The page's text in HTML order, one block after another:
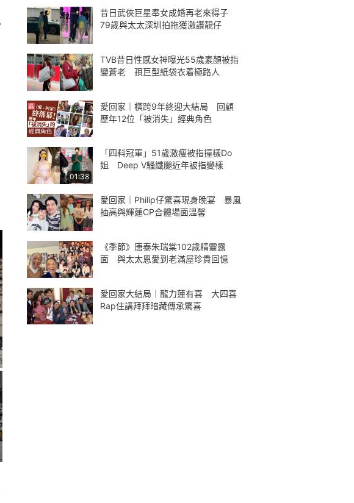
昔日武俠巨星奉女成婚再老來得子
79歲與太太深圳拍拖獲激讚靚仔
TVB昔日性感女神曝光55歲素顏被指
變蒼老 孭巨型紙袋衣着極路人
愛回家｜橫跨9年終迎大結局 回顧
歷年12位「被消失」經典角色
01:38
「四料冠軍」51歲激瘦被指撞樣Do
姐 Deep V騷纖腿近年被指變樣
愛回家｜Philip仔驚喜現身晚宴 暴風
抽高與輝蓮CP合體場面溫馨
《季節》唐泰朱瑞棠102歲精靈露
面 與太太恩愛到老滿屋珍貴回憶
愛回家大結局｜龍力蓮有喜 大四喜
Rap住講拜拜暗藏傳承驚喜